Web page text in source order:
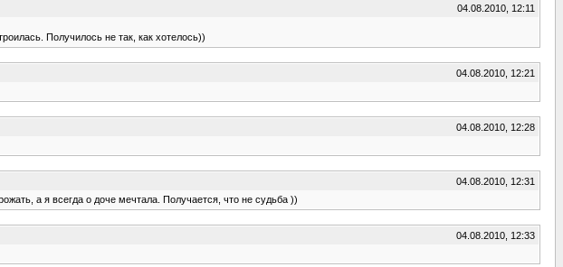
04.08.2010, 12:11
Получилось не так, как хотелось))
04.08.2010, 12:21
04.08.2010, 12:28
04.08.2010, 12:31
а я всегда о доче мечтала. Получается, что не судьба ))
04.08.2010, 12:33